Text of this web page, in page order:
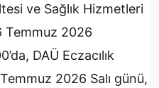
ve Sağlık Hizmetleri
Temmuz 2026
DAÜ Eczacılık
2026 Salı günü,